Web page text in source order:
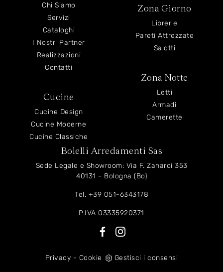
Chi Siamo
Servizi
Cataloghi
I Nostri Partner
Realizzazioni
Contatti
Cucine
Cucine Design
Cucine Moderne
Cucine Classiche
Zona Giorno
Librerie
Pareti Attrezzate
Salotti
Zona Notte
Letti
Armadi
Camerette
Bolelli Arredamenti Sas
Sede Legale e Showroom: Via F. Zanardi 353
40131 - Bologna (Bo)
Tel. +39 051-6343178
P.IVA 03335920371
Privacy - Cookie Gestisci i consensi